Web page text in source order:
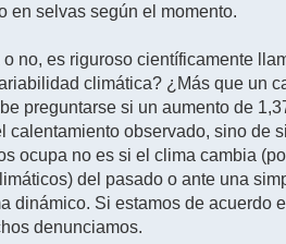
en selvas según el momento.
no, es riguroso científicamente
climática? ¿Más que un
preguntarse si un aumento de
observado, sino
ocupa no es si el clima cambia
del pasado o ante una
dinámico. Si estamos de acuerdo
denunciamos.